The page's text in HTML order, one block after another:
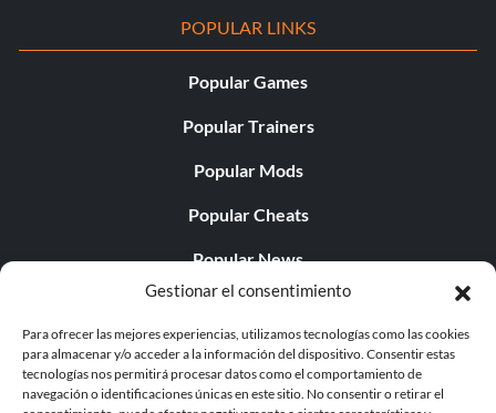
Gestionar el consentimiento
Para ofrecer las mejores experiencias, utilizamos tecnologías como las cookies
para almacenar y/o acceder a la información del dispositivo. Consentir estas
tecnologías nos permitirá procesar datos como el comportamiento de
navegación o identificaciones únicas en este sitio. No consentir o retirar el
POPULAR LINKS
Popular Games
Popular Trainers
Popular Mods
Popular Cheats
Popular News
Popular Editorials
Popular Free Games
LATEST UPDATES